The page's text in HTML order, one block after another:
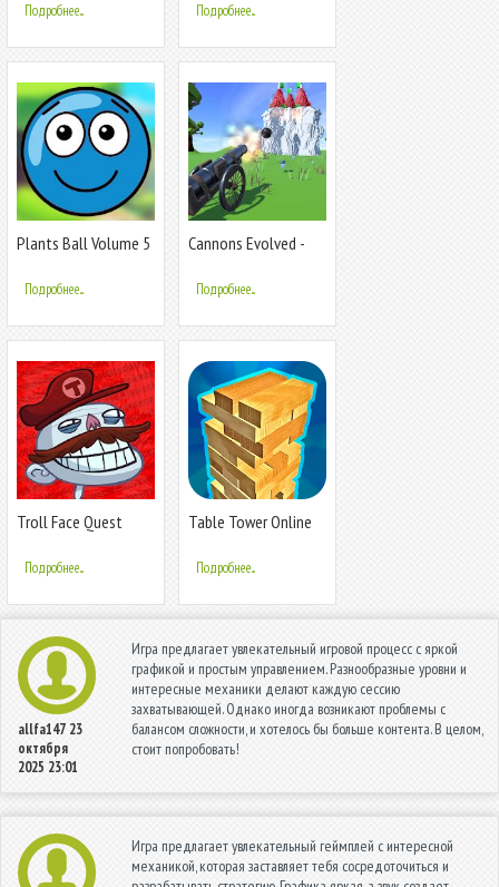
Подробнее... Подробнее...
Plants Ball Volume 5
Game
Подробнее...
Cannons Evolved -
Shooting Game
Подробнее...
Troll Face Quest
Подробнее...
Table Tower Online
Подробнее...
allfa147 23
октября
2025 23:01
Игра предлагает увлекательный игровой процесс с яркой
графикой и простым управлением. Разнообразные уровни и
интересные механики делают каждую сессию
захватывающей. Однако иногда возникают проблемы с
балансом сложности, и хотелось бы больше контента. В целом,
стоит попробовать!
Игра предлагает увлекательный геймплей с интересной
механикой, которая заставляет тебя сосредоточиться и